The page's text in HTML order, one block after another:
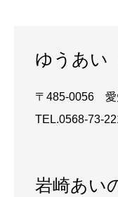
ゆうあい​
〒485-0056 愛
TEL.0568-73-
岩崎あい